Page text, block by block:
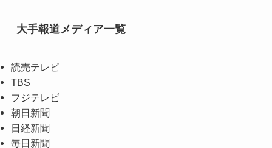
大手報道メディア一覧
読売テレビ
TBS
フジテレビ
朝日新聞
日経新聞
毎日新聞